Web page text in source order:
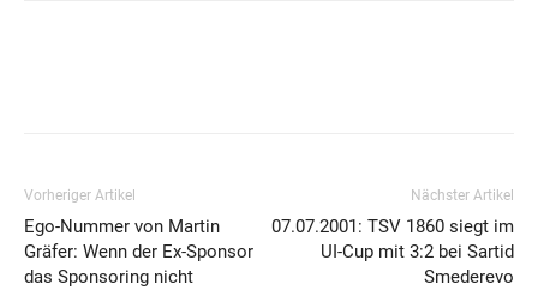
Vorheriger Artikel
Ego-Nummer von Martin
Gräfer: Wenn der Ex-Sponsor
das Sponsoring nicht
Nächster Artikel
07.07.2001: TSV 1860 siegt im
UI-Cup mit 3:2 bei Sartid
Smederevo